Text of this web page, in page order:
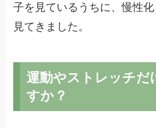
子を見ているうちに、慢性
見てきました。
運動やストレッチだ
すか？